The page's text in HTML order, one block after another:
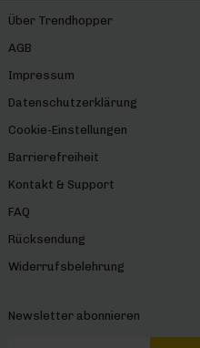
Über Trendhopper
AGB
Impressum
Datenschutzerklärung
Cookie-Einstellungen
Barrierefreiheit
Kontakt & Support
FAQ
Rücksendung
Widerrufsbelehrung
Newsletter abonnieren